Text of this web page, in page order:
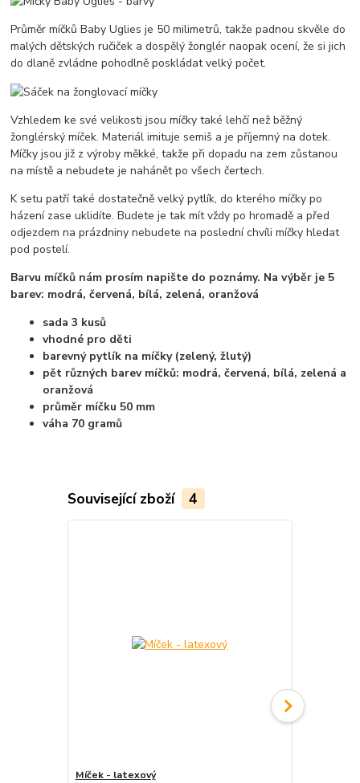
Průměr míčků Baby Uglies je 50 milimetrů, takže padnou skvěle do
malých dětských ručiček a dospělý žonglér naopak ocení, že si jich
do dlaně zvládne pohodlně poskládat velký počet.
Vzhledem ke své velikosti jsou míčky také lehčí než běžný
žonglérský míček. Materiál imituje semiš a je příjemný na dotek.
Míčky jsou již z výroby měkké, takže při dopadu na zem zůstanou
na místě a nebudete je nahánět po všech čertech.
K setu patří také dostatečně velký pytlík, do kterého míčky po
házení zase uklidíte. Budete je tak mít vždy po hromadě a před
odjezdem na prázdniny nebudete na poslední chvíli míčky hledat
pod postelí.
Barvu míčků nám prosím napište do poznámy. Na výběr je 5
barev: modrá, červená, bílá, zelená, oranžová
sada 3 kusů
vhodné pro děti
barevný pytlík na míčky (zelený, žlutý)
pět různých barev míčků: modrá, červená, bílá, zelená a
oranžová
průměr míčku 50 mm
váha 70 gramů
Související zboží 4
Míček - latexový